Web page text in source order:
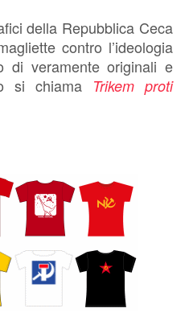
della Repubblica Ceca
contro l’ideologia
di veramente originali e
si chiama Trikem proti